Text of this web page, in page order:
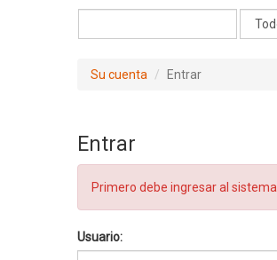
Su cuenta Entrar
Entrar
Primero debe ingresar al sistema
Usuario: